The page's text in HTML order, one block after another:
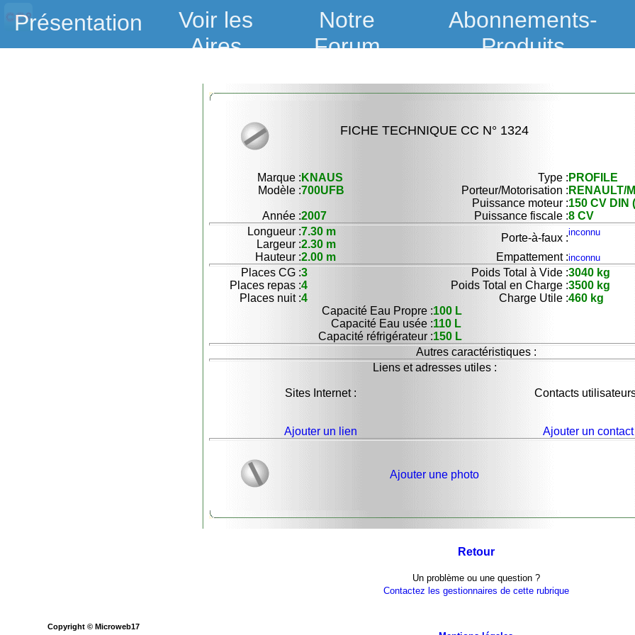
Présentation
Voir les
Aires
Notre
Forum
Abonnements-
Produits
FICHE TECHNIQUE CC N° 1324
Marque : KNAUS Type : PROFILE
Modèle :700UFB Porteur/Motorisation : RENAULT/
Puissance moteur :150 CV DIN
Année :2007 Puissance fiscale :8 CV
Longueur :7.30 m
Porte-à-faux :inconnu
Largeur :2.30 m
Hauteur :2.00 m Empattement :inconnu
Places CG :3 Poids Total à Vide :3040 kg
Places repas :4 Poids Total en Charge :3500 kg
Places nuit :4 Charge Utile :460 kg
Capacité Eau Propre :100 L
Capacité Eau usée :110 L
Capacité réfrigérateur :150 L
Autres caractéristiques :
Liens et adresses utiles :
Sites Internet : Contacts
Ajouter un lien Ajouter un contact
Ajouter une photo
Retour
Un problème ou une question ?
Contactez les gestionnaires de cette rubrique
Copyright © Microweb17